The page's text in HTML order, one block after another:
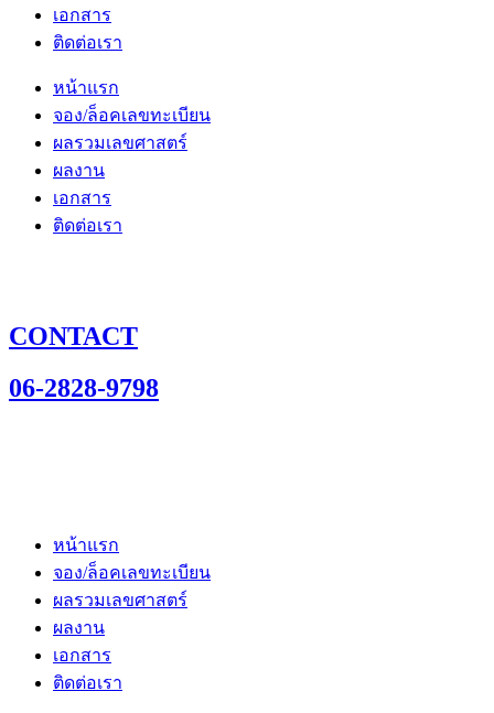
เอกสาร
ติดต่อเรา
หน้าแรก
จอง/ล็อคเลขทะเบียน
ผลรวมเลขศาสตร์
ผลงาน
เอกสาร
ติดต่อเรา
CONTACT
06-2828-9798
หน้าแรก
จอง/ล็อคเลขทะเบียน
ผลรวมเลขศาสตร์
ผลงาน
เอกสาร
ติดต่อเรา